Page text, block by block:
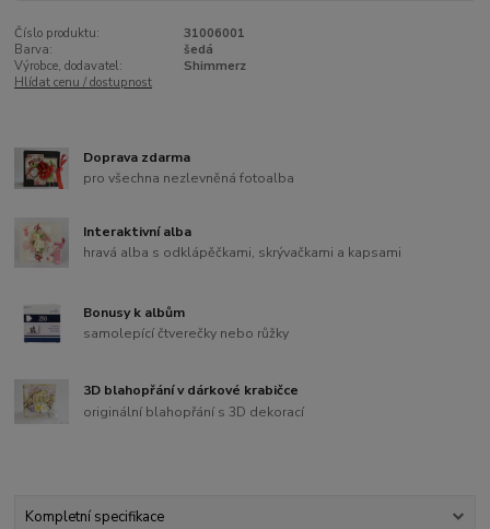
Číslo produktu:
31006001
Barva:
šedá
Výrobce, dodavatel:
Shimmerz
Hlídat cenu / dostupnost
Doprava zdarma
pro všechna nezlevněná fotoalba
Interaktivní alba
hravá alba s odklápěčkami, skrývačkami a kapsami
Bonusy k albům
samolepící čtverečky nebo růžky
3D blahopřání v dárkové krabičce
originální blahopřání s 3D dekorací
Kompletní specifikace